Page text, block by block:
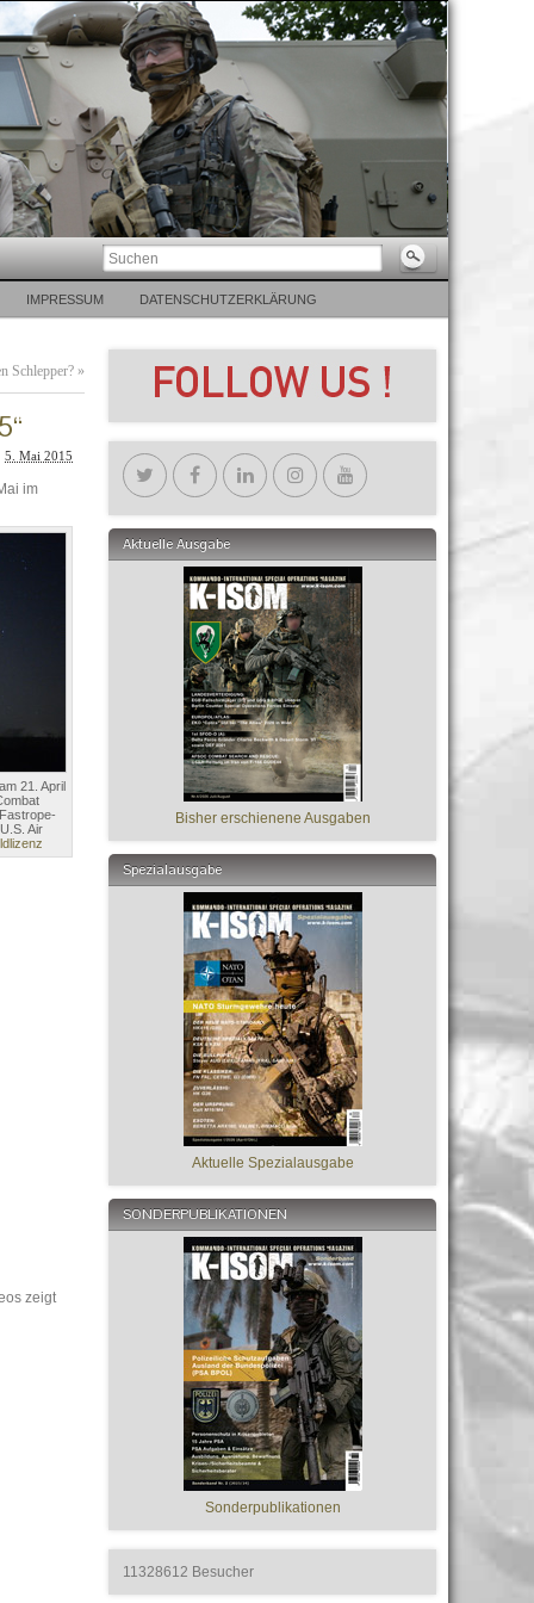
IMPRESSUM DATENSCHUTZERKLÄRUNG
Schlepper? »
5. Mai 2015
im
21. April
Air
zeigt
Aktuelle Ausgabe
Bisher erschienene Ausgaben
Spezialausgabe
Aktuelle Spezialausgabe
SONDERPUBLIKATIONEN
Sonderpublikationen
11328612 Besucher